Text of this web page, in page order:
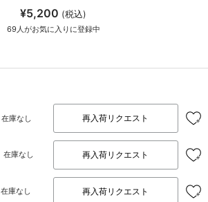
¥5,200 (税込)
69人がお気に入りに登録中
在庫なし 再入荷リクエスト
在庫なし 再入荷リクエスト
在庫なし 再入荷リクエスト